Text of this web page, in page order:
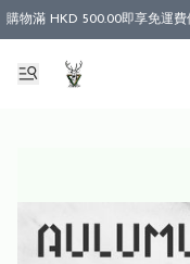
購物滿 HKD 500.00即享免運